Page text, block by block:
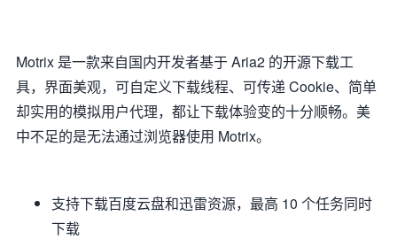
Motrix 是一款来自国内开发者基于 Aria2 的开源下载工
具，界面美观，可自定义下载线程、可传递 Cookie、简单
却实用的模拟用户代理，都让下载体验变的十分顺畅。美
中不足的是无法通过浏览器使用 Motrix。
支持下载百度云盘和迅雷资源，最高 10 个任务同时
下载